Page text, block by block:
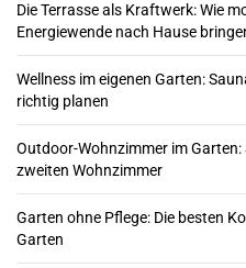
Die Terrasse als Kraftwerk: Wie
Energiewende nach Hause
Wellness im eigenen Garten:
richtig planen
Outdoor-Wohnzimmer im
zweiten Wohnzimmer
Garten ohne Pflege: Die besten
Garten